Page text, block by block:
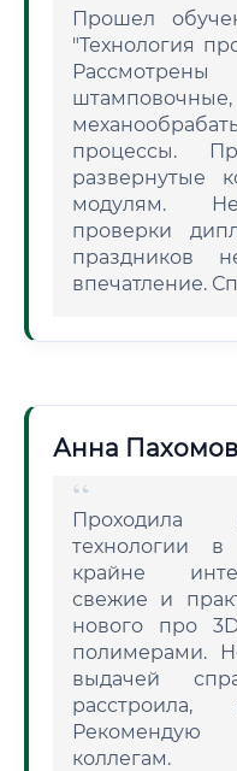
Прошел
"Технология
штамповочные,
процессы.
развернутые
модулям.
проверки
праздников
впечатление.
Анна
Проходила
технологии в
крайне
свежие и
нового про
полимерами.
выдачей
коллегам.